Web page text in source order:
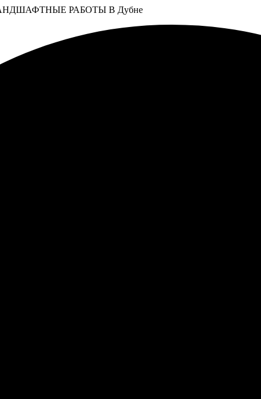
РАБОТЫ В Дубне